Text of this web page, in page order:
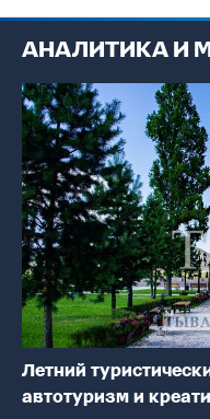
АНАЛИТИКА И
Летний
автотуризм и